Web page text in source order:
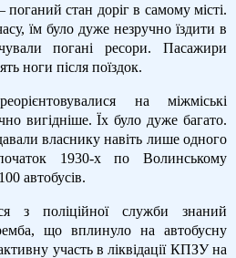
стан доріг в самому місті.
їм було дуже незручно їздити в
погані ресори. Пасажири
ноги після поїздок.
на міжміські
вигідніше. Їх було дуже багато.
власнику навіть лише одного
1930-х по Волинському
автобусів.
з поліційної служби знаний
що вплинуло на автобусну
участь в ліквідації КПЗУ на